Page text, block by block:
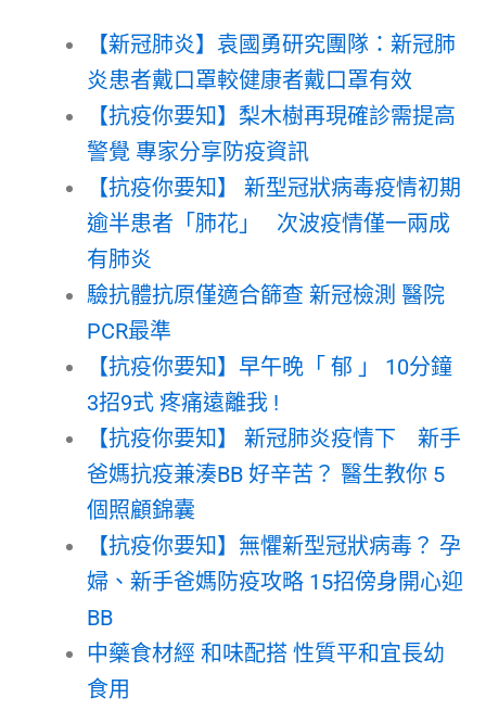
【新冠肺炎】袁國勇研究團隊：新冠肺
炎患者戴口罩較健康者戴口罩有效
【抗疫你要知】梨木樹再現確診需提高
警覺 專家分享防疫資訊
【抗疫你要知】 新型冠狀病毒疫情初期
逾半患者「肺花」 次波疫情僅一兩成
有肺炎
驗抗體抗原僅適合篩查 新冠檢測 醫院
PCR最準
【抗疫你要知】早午晚「 郁 」 10分鐘
3招9式 疼痛遠離我 !
【抗疫你要知】 新冠肺炎疫情下 新手
爸媽抗疫兼湊BB 好辛苦？ 醫生教你 5
個照顧錦囊
【抗疫你要知】無懼新型冠狀病毒？ 孕
婦、新手爸媽防疫攻略 15招傍身開心迎
BB
中藥食材經 和味配搭 性質平和宜長幼
食用